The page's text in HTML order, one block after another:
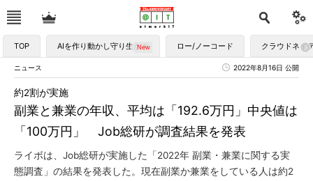
TOP AIを作り動かし守り生かす ロー/ノーコード クラウドネイ
ニュース 2022年8月16日 公開
副業と兼業の年収、平均は「192.6万円」中央値は
「100万円」 Job総研が調査結果を発表
約2割が実施
ライボは、Job総研が実施した「2022年 副業・兼業に関する実
態調査」の結果を発表した。現在副業か兼業をしている人は約2